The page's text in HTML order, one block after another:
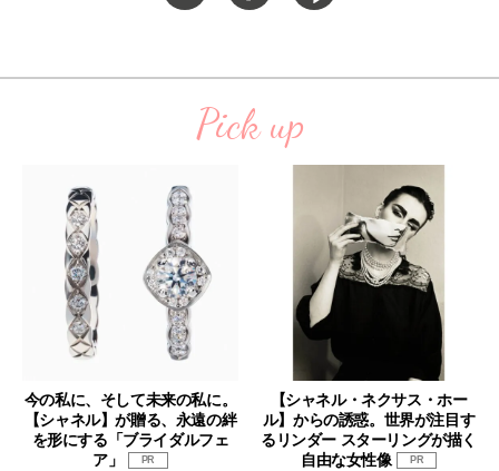
Pick up
今の私に、そして未来の私に。
【シャネル】が贈る、永遠の絆
を形にする「ブライダルフェ
ア」
PR
【シャネル・ネクサス・ホー
ル】からの誘惑。世界が注目す
るリンダー スターリングが描く
自由な女性像
PR